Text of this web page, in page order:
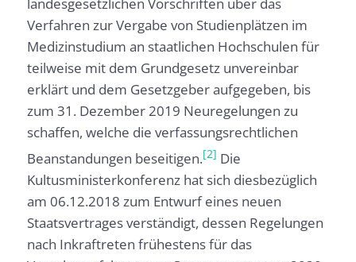
landesgesetzlichen Vorschriften über das
Verfahren zur Vergabe von Studienplätzen im
Medizinstudium an staatlichen Hochschulen für
teilweise mit dem Grundgesetz unvereinbar
erklärt und dem Gesetzgeber aufgegeben, bis
zum 31. Dezember 2019 Neuregelungen zu
schaffen, welche die verfassungsrechtlichen
Beanstandungen beseitigen.[2] Die
Kultusministerkonferenz hat sich diesbezüglich
am 06.12.2018 zum Entwurf eines neuen
Staatsvertrages verständigt, dessen Regelungen
nach Inkraftreten frühestens für das